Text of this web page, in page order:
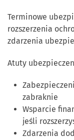
Terminowe
rozszerzenia
zdarzenia
Atuty
zabraknie
Wsparcie
jeśli
Zdarzenia